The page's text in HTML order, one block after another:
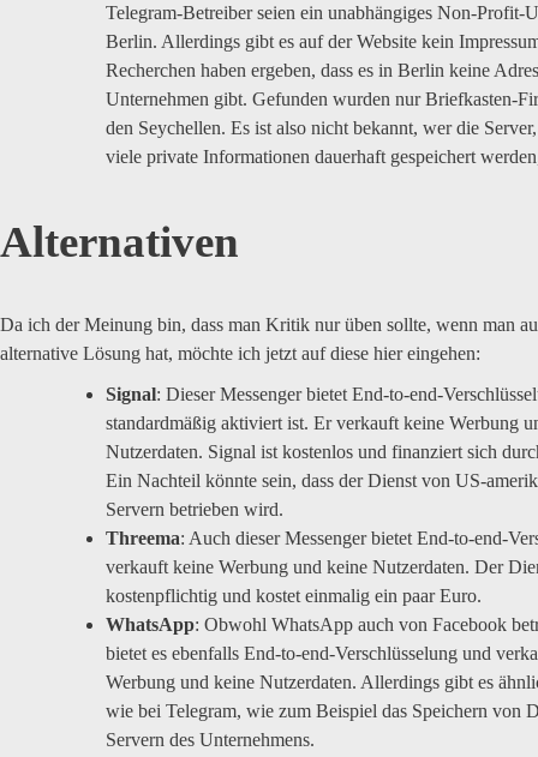
Telegram-Betreiber seien ein unabhängiges Non-Profit-
Berlin. Allerdings gibt es auf der Website kein
Recherchen haben ergeben, dass es in Berlin keine
Unternehmen gibt. Gefunden wurden nur Briefkasten-
den Seychellen. Es ist also nicht bekannt, wer die
viele private Informationen dauerhaft gespeichert
Alternativen
Da ich der Meinung bin, dass man Kritik nur üben sollte, wenn man
alternative Lösung hat, möchte ich jetzt auf diese hier eingehen:
Signal: Dieser Messenger bietet End-to-end-
standardmäßig aktiviert ist. Er verkauft keine Werbung
Nutzerdaten. Signal ist kostenlos und finanziert sich
Ein Nachteil könnte sein, dass der Dienst von US-
Servern betrieben wird.
Threema: Auch dieser Messenger bietet End-to-end-
verkauft keine Werbung und keine Nutzerdaten. Der
kostenpflichtig und kostet einmalig ein paar Euro.
WhatsApp: Obwohl WhatsApp auch von Facebook
bietet es ebenfalls End-to-end-Verschlüsselung und
Werbung und keine Nutzerdaten. Allerdings gibt es
wie bei Telegram, wie zum Beispiel das Speichern von
Servern des Unternehmens.